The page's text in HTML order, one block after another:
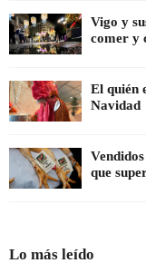
Vigo y
comer y
El quién
Navidad
que
Lo más leído